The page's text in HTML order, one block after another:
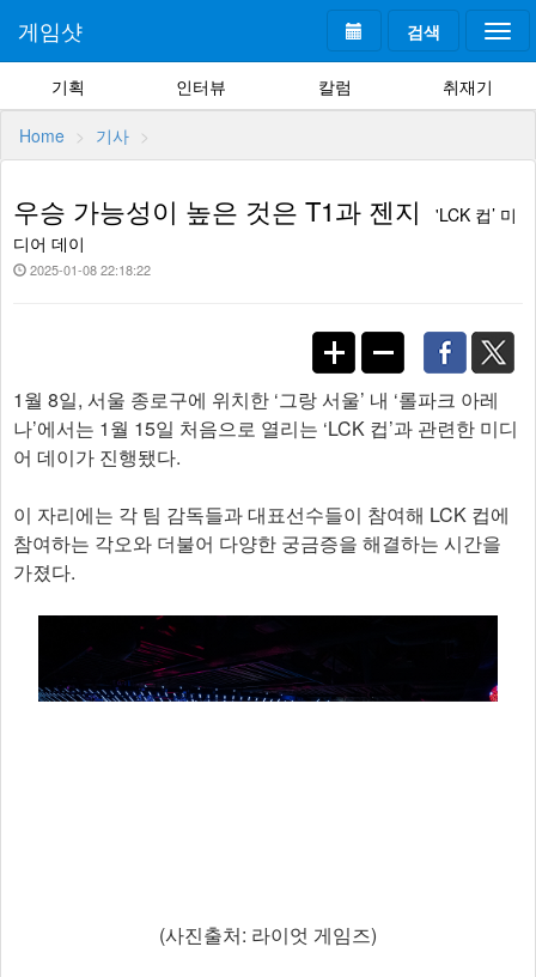
검색
게임샷
기획 인터뷰 칼럼 취재기
Home 기사
우승 가능성이 높은 것은 T1과 젠지
'LCK 컵’ 미
디어 데이
2025-01-08 22:18:22
1월 8일, 서울 종로구에 위치한 ‘그랑 서울’ 내 ‘롤파크 아레
나’에서는 1월 15일 처음으로 열리는 ‘LCK 컵’과 관련한 미디
어 데이가 진행됐다.
이 자리에는 각 팀 감독들과 대표선수들이 참여해 LCK 컵에
참여하는 각오와 더불어 다양한 궁금증을 해결하는 시간을
가졌다.
(사진출처: 라이엇 게임즈)